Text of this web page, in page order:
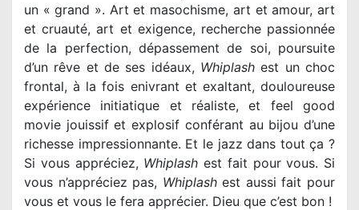
un « grand ». Art et masochisme, art et amour, art
et cruauté, art et exigence, recherche passionnée
de la perfection, dépassement de soi, poursuite
d’un rêve et de ses idéaux, Whiplash est un choc
frontal, à la fois enivrant et exaltant, douloureuse
expérience initiatique et réaliste, et feel good
movie jouissif et explosif conférant au bijou d’une
richesse impressionnante. Et le jazz dans tout ça ?
Si vous appréciez, Whiplash est fait pour vous. Si
vous n’appréciez pas, Whiplashest aussi fait pour
vous et vous le fera apprécier. Dieu que c’est bon !